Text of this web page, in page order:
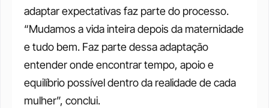
adaptar expectativas faz parte do processo.
“Mudamos a vida inteira depois da maternidade
e tudo bem. Faz parte dessa adaptação
entender onde encontrar tempo, apoio e
equilíbrio possível dentro da realidade de cada
mulher”, conclui.